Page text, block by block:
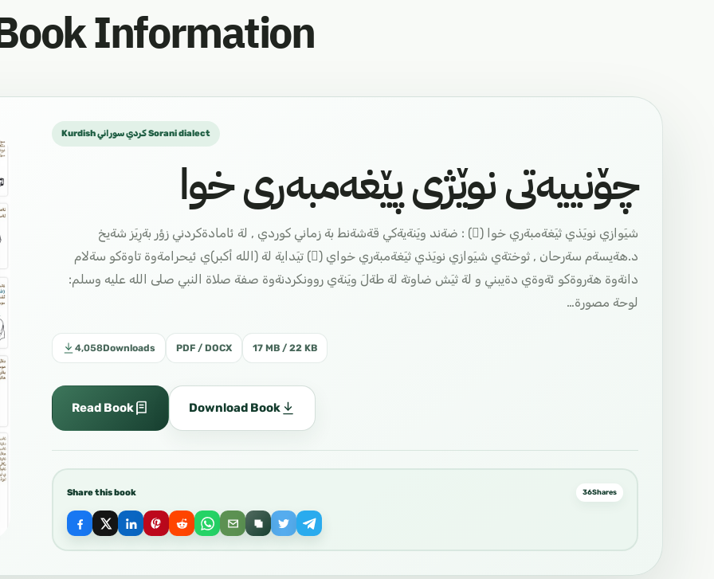
Information
Kurdish كردي سوراني Sorani dialect
چۆنییەتی نوێژی پێغەمبەری خوا
شيَوازي نويَذي ثيَغةمبةري خوا () : ضةند ويَنةيةكي قةشةنط بة زماني كوردي , لة ئامادةكردني زؤر بةرِيَز شةيخ
د.هةيسةم سةرحان , ثوختةي شيَوازي نويَذي ثيَغةمبةري خواي () تيَداية لة (الله أكبر)ي ئيحرامةوة تاوةكو سةلام
دانةوة هةروةكو ئةوةي دةيبني و لة ثيَش ضاوتة لة طةلَ ويَنةي روونكردنةوة صفة صلاة النبي صلى الله عليه وسلم:
لوحة مصورة…
4,058Downloads PDF / DOCX 17 MB / 22 KB
Read Book Download Book
Share this book 36Shares